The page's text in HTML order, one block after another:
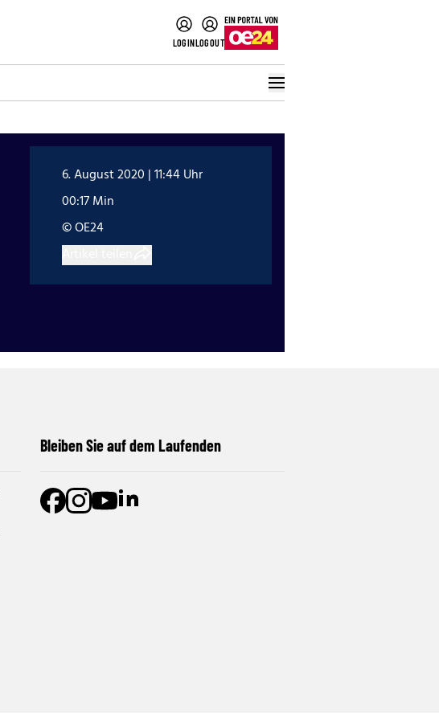
LOGINLOGOUT
6. August 2020 | 11:44 Uhr
00:17 Min
© OE24
Bleiben Sie auf dem Laufenden